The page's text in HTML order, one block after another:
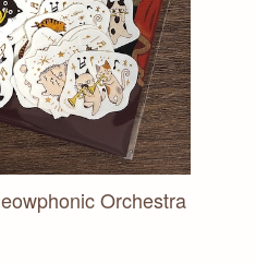
Orchestra